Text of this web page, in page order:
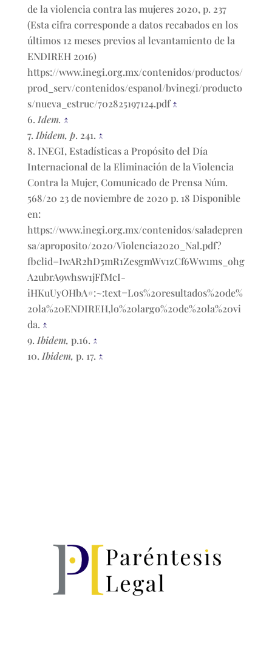
de la violencia contra las mujeres 2020, p. 237
(Esta cifra corresponde a datos recabados en los
últimos 12 meses previos al levantamiento de la
ENDIREH 2016)
https://www.inegi.org.mx/contenidos/productos/
prod_serv/contenidos/espanol/bvinegi/producto
s/nueva_estruc/702825197124.pdf↑
Idem. ↑
Ibidem, p. 241. ↑
INEGI, Estadísticas a Propósito del Día
Internacional de la Eliminación de la Violencia
Contra la Mujer, Comunicado de Prensa Núm.
568/20 23 de noviembre de 2020 p. 18 Disponible
en:
https://www.inegi.org.mx/contenidos/saladepren
sa/aproposito/2020/Violencia2020_Nal.pdf?
fbclid=IwAR2hD5mR1ZesgmWv1zCf6Ww1ms_ohg
A2ubrA9whsw1jFfMcI-
iHKuUyOHbA#:~:text=Los%20resultados%20de%
20la%20ENDIREH,lo%20largo%20de%20la%20vi
da. ↑
Ibidem, p.16. ↑
Ibidem, p. 17. ↑